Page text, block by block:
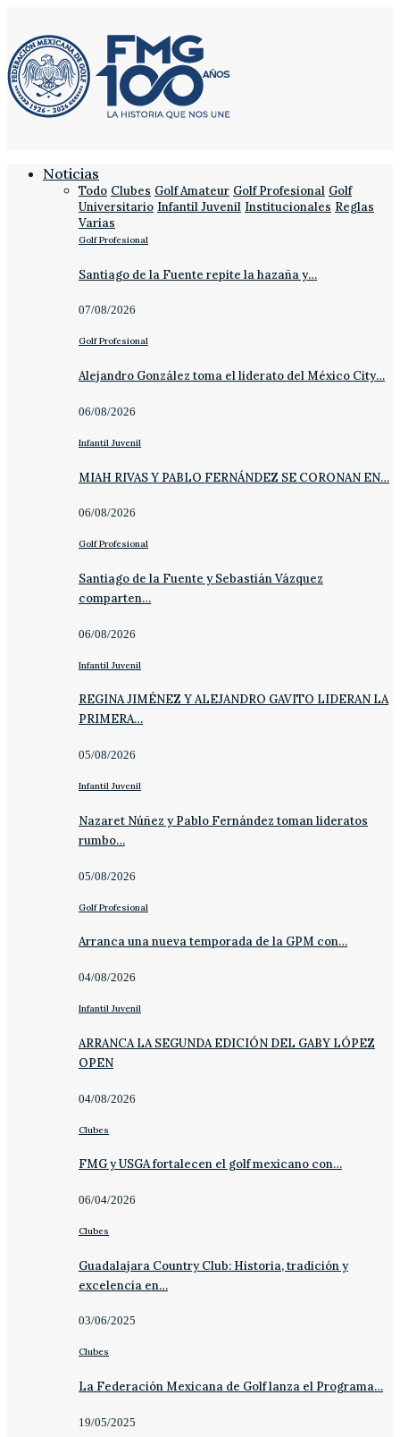
Noticias
Todo Clubes Golf Amateur Golf Profesional Golf
Universitario Infantil Juvenil Institucionales Reglas
Varias
Golf Profesional
Santiago de la Fuente repite la hazaña y…
07/08/2026
Golf Profesional
Alejandro González toma el liderato del México City…
06/08/2026
Infantil Juvenil
MIAH RIVAS Y PABLO FERNÁNDEZ SE CORONAN EN…
06/08/2026
Golf Profesional
Santiago de la Fuente y Sebastián Vázquez
comparten…
06/08/2026
Infantil Juvenil
REGINA JIMÉNEZ Y ALEJANDRO GAVITO LIDERAN LA
PRIMERA…
05/08/2026
Infantil Juvenil
Nazaret Núñez y Pablo Fernández toman lideratos
rumbo…
05/08/2026
Golf Profesional
Arranca una nueva temporada de la GPM con…
04/08/2026
Infantil Juvenil
ARRANCA LA SEGUNDA EDICIÓN DEL GABY LÓPEZ
OPEN
04/08/2026
Clubes
FMG y USGA fortalecen el golf mexicano con…
06/04/2026
Clubes
Guadalajara Country Club: Historia, tradición y
excelencia en…
03/06/2025
Clubes
La Federación Mexicana de Golf lanza el Programa…
19/05/2025